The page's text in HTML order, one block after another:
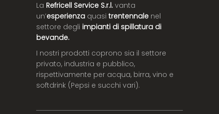
La Refricell Service S.r.l. vanta
un’esperienza quasitrentennale nel
settore degli impianti di spillatura di
bevande.
I nostri prodotti coprono sia il settore
privato, industria e pubblico,
rispettivamente per acqua, birra, vino e
softdrink (Pepsi e succhi vari).